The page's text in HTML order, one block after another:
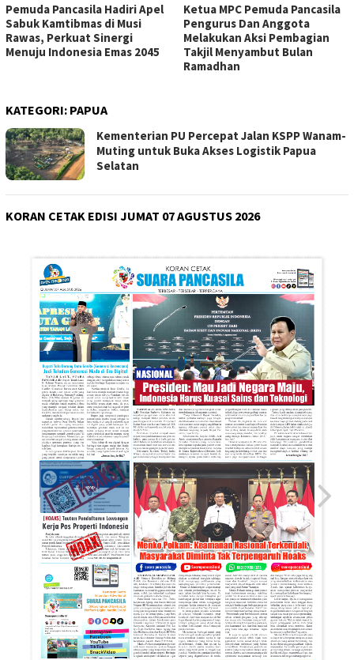
Ketua MPC Pemuda Pancasila
Pengurus Dan Anggota
Melakukan Aksi Pembagian
Takjil Menyambut Bulan
MPC Pemuda Pancasila Kab.
OKU Gelar Buka Puasa
Bersama, Pererat Silaturahmi
KATEGORI: PAPUA
Kementerian PU Percepat Jalan KSPP Wanam-
Muting untuk Buka Akses Logistik Papua
Selatan
KORAN CETAK EDISI JUMAT 07 AGUSTUS 2026